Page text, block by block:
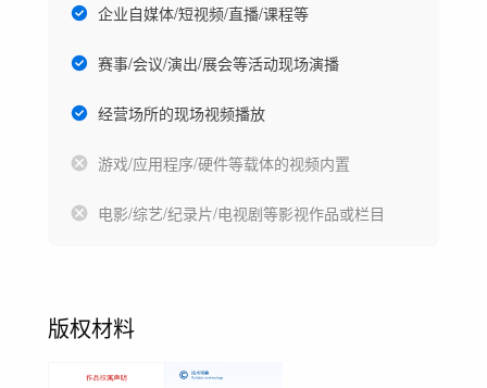
企业自媒体/短视频/直播/课程等
赛事/会议/演出/展会等活动现场演播
经营场所的现场视频播放
游戏/应用程序/硬件等载体的视频内置
电影/综艺/纪录片/电视剧等影视作品或栏目
版权材料